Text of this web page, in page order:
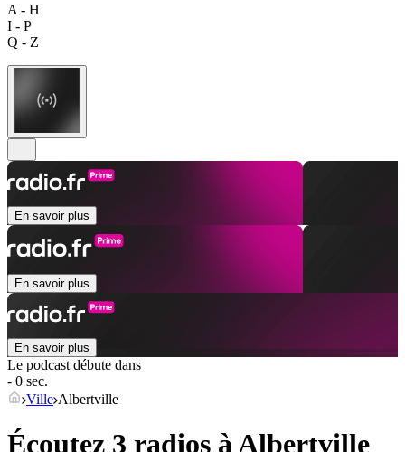
A - H
I - P
Q - Z
En savoir plus
En savoir plus
En savoir plus
Le podcast débute dans
- 0 sec.
Ville Albertville
Écoutez 3 radios à Albertville